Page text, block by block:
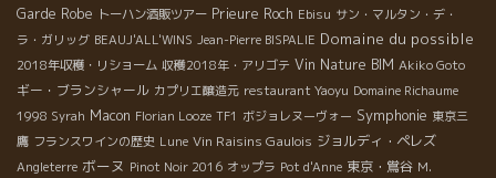
Garde Robe トーハン酒販ツアー Prieure Roch Ebisu サン・マルタン・デ・
ラ・ガリッグ BEAUJ'ALL'WINS Jean-Pierre BISPALIE Domaine du possible
2018年収穫・リショーム 収穫2018年・アリゴテ Vin Nature BIM Akiko Goto
ギー・ブランシャール カプリエ醸造元 restaurant Yaoyu Domaine Richaume
1998 Syrah Macon Florian Looze TF1 ボジョレヌーヴォー Symphonie 東京三
鷹 フランスワインの歴史 Lune Vin Raisins Gaulois ジョルディ・ペレズ
Angleterre ボーヌ Pinot Noir 2016 オップラ Pot d'Anne 東京・鴬谷 M.